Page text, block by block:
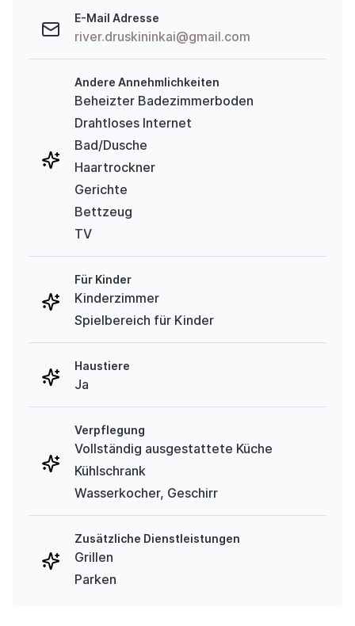
E-Mail Adresse
river.druskininkai@gmail.com
Andere Annehmlichkeiten
Beheizter Badezimmerboden
Drahtloses Internet
Bad/Dusche
Haartrockner
Gerichte
Bettzeug
TV
Für Kinder
Kinderzimmer
Spielbereich für Kinder
Haustiere
Ja
Verpflegung
Vollständig ausgestattete Küche
Kühlschrank
Wasserkocher, Geschirr
Zusätzliche Dienstleistungen
Grillen
Parken